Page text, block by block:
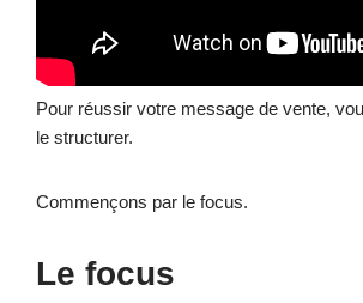
Pour réussir votre message de vente,
le structurer.
Commençons par le focus.
Le focus